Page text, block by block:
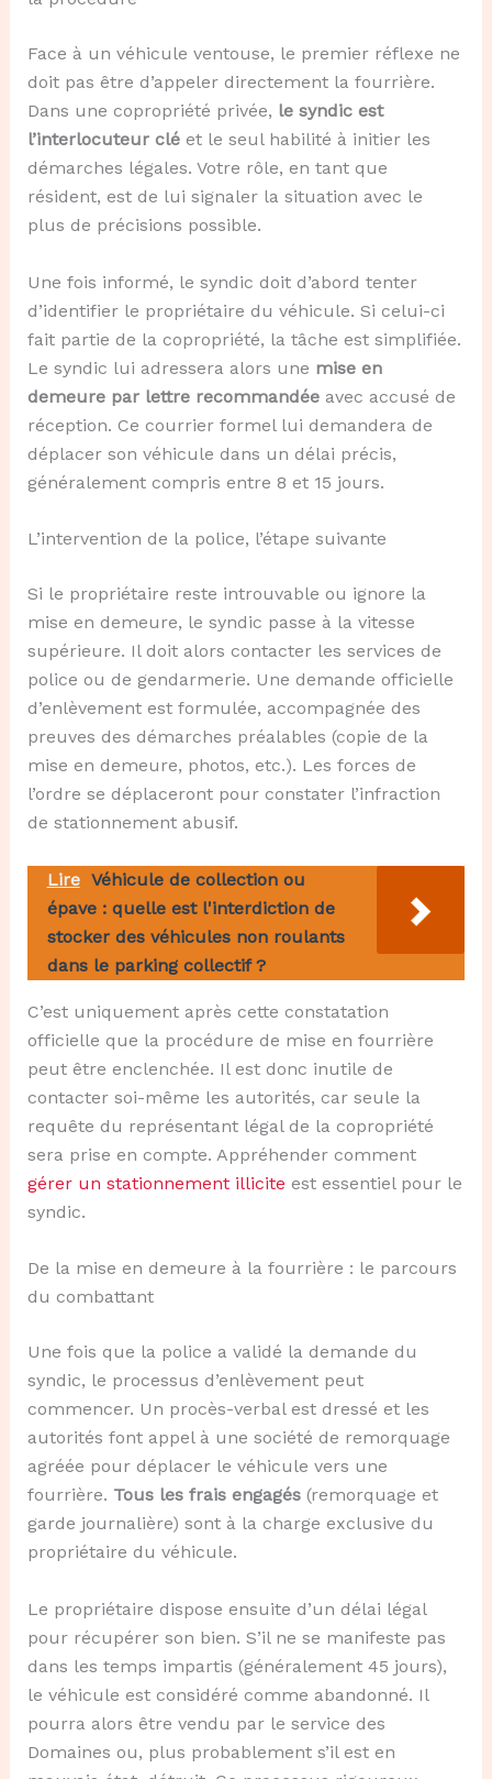
Face à un véhicule ventouse, le premier réflexe ne
doit pas être d’appeler directement la fourrière.
Dans une copropriété privée, le syndic est
l’interlocuteur cléet le seul habilité à initier les
démarches légales. Votre rôle, en tant que
résident, est de lui signaler la situation avec le
plus de précisions possible.
Une fois informé, le syndic doit d’abord tenter
d’identifier le propriétaire du véhicule. Si celui-ci
fait partie de la copropriété, la tâche est simplifiée.
Le syndic lui adressera alors une mise en
demeure par lettre recommandéeavec accusé de
réception. Ce courrier formel lui demandera de
déplacer son véhicule dans un délai précis,
généralement compris entre 8 et 15 jours.
L’intervention de la police, l’étape suivante
Si le propriétaire reste introuvable ou ignore la
mise en demeure, le syndic passe à la vitesse
supérieure. Il doit alors contacter les services de
police ou de gendarmerie. Une demande officielle
d’enlèvement est formulée, accompagnée des
preuves des démarches préalables (copie de la
mise en demeure, photos, etc.). Les forces de
l’ordre se déplaceront pour constater l’infraction
de stationnement abusif.
Lire Véhicule de collection ou
épave : quelle est l'interdiction de
stocker des véhicules non roulants
dans le parking collectif ?
C’est uniquement après cette constatation
officielle que la procédure de mise en fourrière
peut être enclenchée. Il est donc inutile de
contacter soi-même les autorités, car seule la
requête du représentant légal de la copropriété
sera prise en compte. Appréhender comment
gérer un stationnement illicite est essentiel pour le
syndic.
De la mise en demeure à la fourrière : le parcours
du combattant
Une fois que la police a validé la demande du
syndic, le processus d’enlèvement peut
commencer. Un procès-verbal est dressé et les
autorités font appel à une société de remorquage
agréée pour déplacer le véhicule vers une
fourrière. Tous les frais engagés(remorquage et
garde journalière) sont à la charge exclusive du
propriétaire du véhicule.
Le propriétaire dispose ensuite d’un délai légal
pour récupérer son bien. S’il ne se manifeste pas
dans les temps impartis (généralement 45 jours),
le véhicule est considéré comme abandonné. Il
pourra alors être vendu par le service des
Domaines ou, plus probablement s’il est en